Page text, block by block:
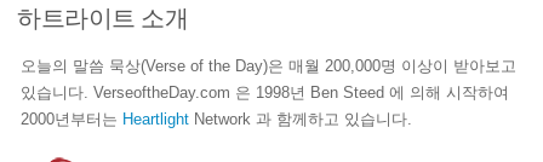
하트라이트 소개
오늘의 말씀 묵상(Verse of the Day)은 매월 200,000명 이상이 받아보고
있습니다. VerseoftheDay.com 은 1998년 Ben Steed 에 의해 시작하여
2000년부터는 Heartlight Network 과 함께하고 있습니다.